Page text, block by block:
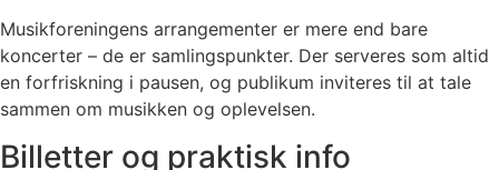
Musikforeningens arrangementer er mere end bare
koncerter – de er samlingspunkter. Der serveres som altid
en forfriskning i pausen, og publikum inviteres til at tale
sammen om musikken og oplevelsen.
Billetter og praktisk info